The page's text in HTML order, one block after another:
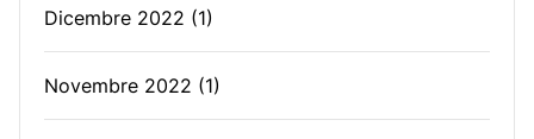
Dicembre 2022 (1)
Novembre 2022 (1)